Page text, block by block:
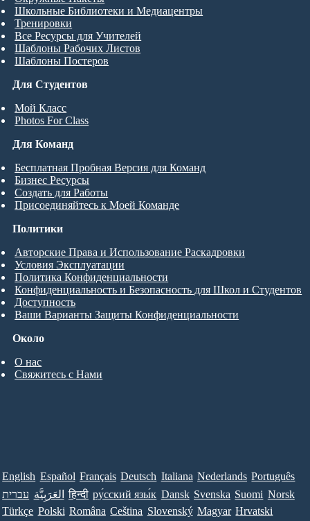
Для Студентов
Мой Класс
Photos For Class
Школьные Библиотеки и Медиацентры
Тренировки
Все Ресурсы для Учителей
Шаблоны Рабочих Листов
Шаблоны Постеров
Для Команд
Бесплатная Пробная Версия для Команд
Бизнес Ресурсы
Создать для Работы
Присоединяйтесь к Моей Команде
Около
О нас
Свяжитесь с Нами
Политики
Авторские Права и Использование Раскадровки
Условия Эксплуатации
Политика Конфиденциальности
Конфиденциальность и Безопасность для Школ и Студентов
Доступность
Ваши Варианты Защиты Конфиденциальности
English Español Français Deutsch Italiana Nederlands Português
עברית العَرَبِيَّة हिन्दी ру́сский язы́к Dansk Svenska Suomi Norsk
Türkçe Polski Româna Ceština Slovenský Magyar Hrvatski